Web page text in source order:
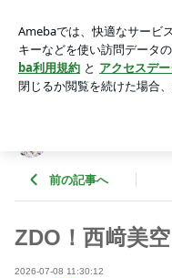
by Amebaアプリをダウンロードして
ょう。
前の記事へ
ZDO！西﨑美空
2026-07-08 11:30:12